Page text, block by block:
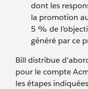
dont les
la promotion
5 % de
généré par ce
Bill distribue
pour le compte
les étapes